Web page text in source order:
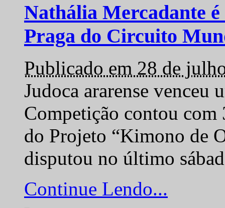
Nathália Mercadante
Praga do Circuito
Publicado em 28 de
Judoca ararense venceu
Competição contou com
do Projeto “Kimono de
disputou no último
Continue Lendo...